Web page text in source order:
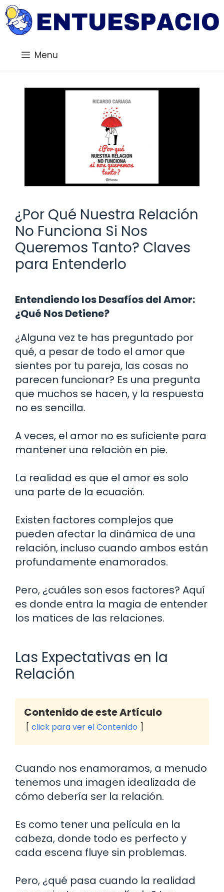
Saltar
al
contenido
Menu
¿Por Qué Nuestra Relación
No Funciona Si Nos
Queremos Tanto? Claves
para Entenderlo
Entendiendo los Desafíos del Amor:
¿Qué Nos Detiene?
¿Alguna vez te has preguntado por
qué, a pesar de todo el amor que
sientes por tu pareja, las cosas no
parecen funcionar? Es una pregunta
que muchos se hacen, y la respuesta
no es sencilla.
A veces, el amor no es suficiente para
mantener una relación en pie.
La realidad es que el amor es solo
una parte de la ecuación.
Existen factores complejos que
pueden afectar la dinámica de una
relación, incluso cuando ambos están
profundamente enamorados.
Pero, ¿cuáles son esos factores? Aquí
es donde entra la magia de entender
los matices de las relaciones.
Las Expectativas en la
Relación
Contenido de este Artículo
click para ver el Contenido
Cuando nos enamoramos, a menudo
tenemos una imagen idealizada de
cómo debería ser la relación.
Es como tener una película en la
cabeza, donde todo es perfecto y
cada escena fluye sin problemas.
Pero, ¿qué pasa cuando la realidad